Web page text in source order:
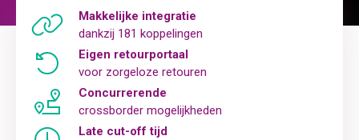
Makkelijke integratie
dankzij 181 koppelingen
Eigen retourportaal
voor zorgeloze retouren
Concurrerende
crossborder mogelijkheden
Late cut-off tijd